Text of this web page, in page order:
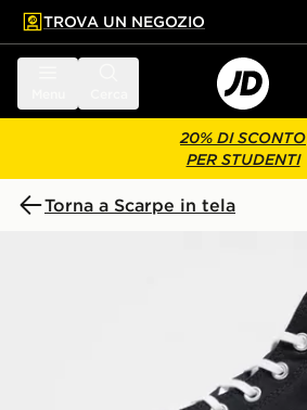
principale
a fondo pagina
TROVA UN NEGOZIO
20% DI SCONTO
PER STUDENTI
Torna a Scarpe in tela